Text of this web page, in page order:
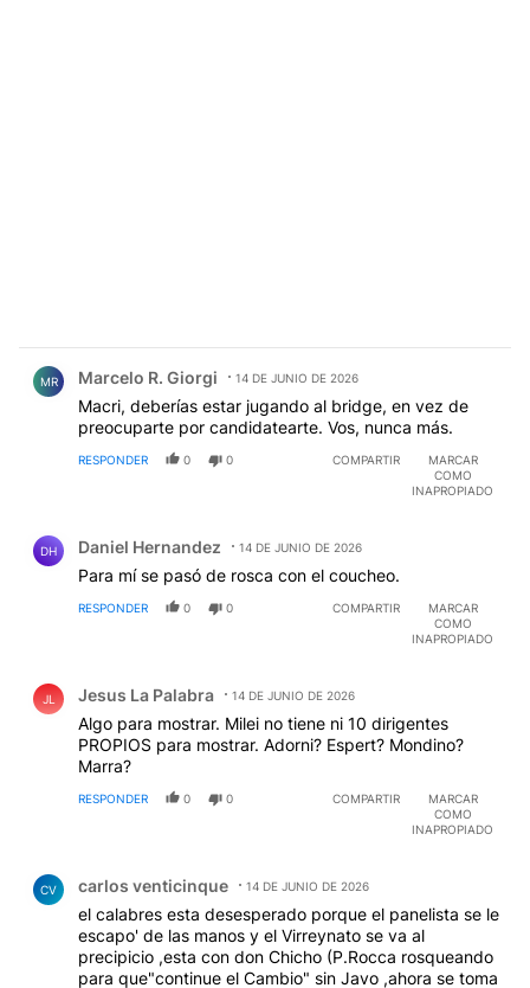
MR Marcelo R. Giorgi 14 DE JUNIO DE 2026
Macri, deberías estar jugando al bridge, en vez de
preocuparte por candidatearte. Vos, nunca más.
RESPONDER 0 0 COMPARTIR
MARCAR
COMO
INAPROPIADO
DH Daniel Hernandez 14 DE JUNIO DE 2026
Para mí se pasó de rosca con el coucheo.
RESPONDER 0 0 COMPARTIR
MARCAR
COMO
INAPROPIADO
JL Jesus La Palabra 14 DE JUNIO DE 2026
Algo para mostrar. Milei no tiene ni 10 dirigentes
PROPIOS para mostrar. Adorni? Espert? Mondino?
Marra?
RESPONDER 0 0 COMPARTIR
MARCAR
COMO
INAPROPIADO
CV carlos venticinque 14 DE JUNIO DE 2026
el calabres esta desesperado porque el panelista se le
escapo' de las manos y el Virreynato se va al
precipicio ,esta con don Chicho (P.Rocca rosqueando
para que"continue el Cambio" sin Javo ,ahora se toma